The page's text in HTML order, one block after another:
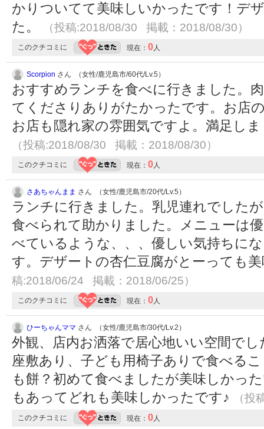
かりついてて美味しいかったです！デ
た。
（投稿:2018/08/30 掲載：2018/08/30）
このクチコミに 現在： 0人
Scorpion さん （女性/鹿児島市/60代/Lv.5）
おすすめランチを食べに行きました。
てくださりありがたかったです。お店
お店も隠れ家の雰囲気ですよ。満足し
（投稿:2018/08/30 掲載：2018/08/30）
このクチコミに 現在： 0人
さあちゃんまま さん （女性/鹿児島市/20代/Lv.5）
ランチに行きました。乳児連れでした
食べられて助かりました。メニューは
べているような、、、優しい気持ちに
す。デザートの杏仁豆腐がとーっても
稿:2018/06/24 掲載：2018/06/25）
このクチコミに 現在： 0人
ひーちゃんママ さん （女性/鹿児島市/30代/Lv.2）
外観、店内お洒落で居心地いい空間で
座敷あり、子ども用椅子ありで食べる
も餅？初めて食べましたが美味しかっ
もあってどれも美味しかったです♪
（
このクチコミに 現在： 0人